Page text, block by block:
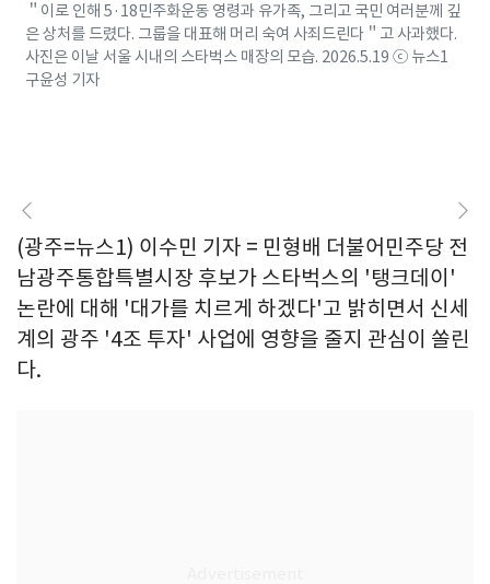
＂이로 인해 5·18민주화운동 영령과 유가족, 그리고 국민 여러분께 깊
은 상처를 드렸다. 그룹을 대표해 머리 숙여 사죄드린다＂고 사과했다.
사진은 이날 서울 시내의 스타벅스 매장의 모습. 2026.5.19 ⓒ 뉴스1
구윤성 기자
(광주=뉴스1) 이수민 기자 = 민형배 더불어민주당 전
남광주통합특별시장 후보가 스타벅스의 '탱크데이'
논란에 대해 '대가를 치르게 하겠다'고 밝히면서 신세
계의 광주 '4조 투자' 사업에 영향을 줄지 관심이 쏠린
다.